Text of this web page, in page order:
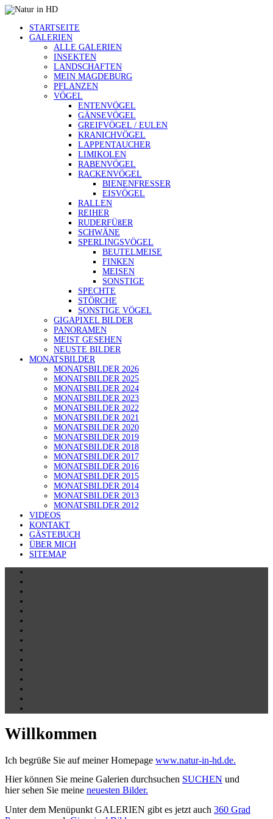
STARTSEITE
GALERIEN
ALLE GALERIEN
INSEKTEN
LANDSCHAFTEN
MEIN MAGDEBURG
PFLANZEN
VÖGEL
ENTENVÖGEL
GÄNSEVÖGEL
GREIFVÖGEL / EULEN
KRANICHVÖGEL
LAPPENTAUCHER
LIMIKOLEN
RABENVÖGEL
RACKENVÖGEL
BIENENFRESSER
EISVÖGEL
RALLEN
REIHER
RUDERFÜßER
SCHWÄNE
SPERLINGSVÖGEL
BEUTELMEISE
FINKEN
MEISEN
SONSTIGE
SPECHTE
STÖRCHE
SONSTIGE VÖGEL
GIGAPIXEL BILDER
PANORAMEN
MEIST GESEHEN
NEUSTE BILDER
MONATSBILDER
MONATSBILDER 2026
MONATSBILDER 2025
MONATSBILDER 2024
MONATSBILDER 2023
MONATSBILDER 2022
MONATSBILDER 2021
MONATSBILDER 2020
MONATSBILDER 2019
MONATSBILDER 2018
MONATSBILDER 2017
MONATSBILDER 2016
MONATSBILDER 2015
MONATSBILDER 2014
MONATSBILDER 2013
MONATSBILDER 2012
VIDEOS
KONTAKT
GÄSTEBUCH
ÜBER MICH
SITEMAP
Willkommen
Ich begrüße Sie auf meiner Homepage www.natur-in-hd.de.
Hier können Sie meine Galerien durchsuchen SUCHEN und
hier sehen Sie meine neuesten Bilder.
Unter dem Menüpunkt GALERIEN gibt es jetzt auch 360 Grad